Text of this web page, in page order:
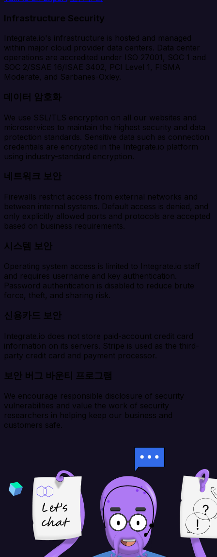
Infrastructure Security
Integrate.io's infrastructure is hosted and managed
within major cloud provider data centers. Data center
operations are accredited under ISO 27001, SOC 1 and
SOC 2/SSAE 16/ISAE 3402, PCI Level 1, FISMA
Moderate, and Sarbanes-Oxley.
데이터 암호화
We use SSL/TLS encryption on all our websites and
microservices to maintain the highest security and data
protection standards. Sensitive data such as connection
credentials are encrypted in the Integrate.io platform
using industry-standard encryption.
네트워크 보안
Firewalls restrict access from external networks and
between internal systems. Default access is denied, and
only explicitly allowed ports and protocols are accepted
based on business requirements.
시스템 보안
Operating system access is limited to Integrate.io staff
and requires username and key authentication.
Password authentication is disabled to reduce brute
force, theft, and sharing risk.
신용카드 보안
Integrate.io does not store paid-account credit card
information on its servers. Stripe is used as the third-
party credit card and payment processor.
보안 버그 바운티 프로그램
We encourage responsible disclosure of security
vulnerabilities and value the work of security
researchers in helping keep our business and
customers safe.